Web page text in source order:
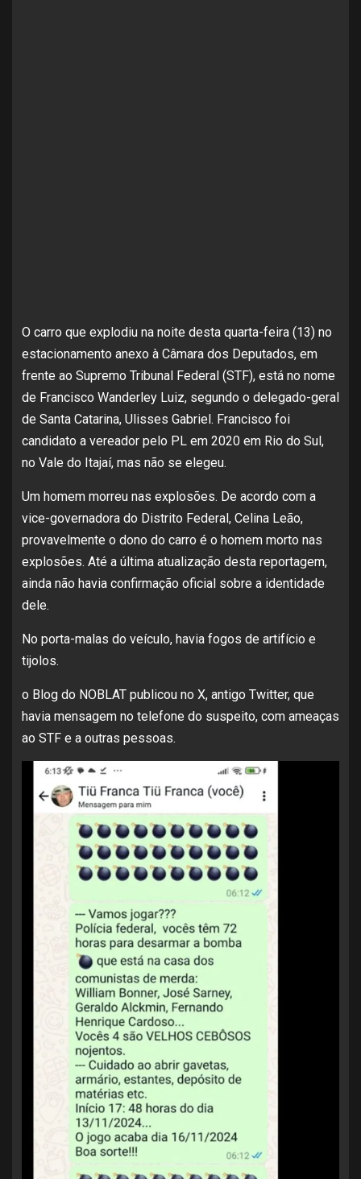
O carro que explodiu na noite desta quarta-feira (13) no
estacionamento anexo à Câmara dos Deputados, em
frente ao Supremo Tribunal Federal (STF), está no nome
de Francisco Wanderley Luiz, segundo o delegado-geral
de Santa Catarina, Ulisses Gabriel. Francisco foi
candidato a vereador pelo PL em 2020 em Rio do Sul,
no Vale do Itajaí, mas não se elegeu.
Um homem morreu nas explosões. De acordo com a
vice-governadora do Distrito Federal, Celina Leão,
provavelmente o dono do carro é o homem morto nas
explosões. Até a última atualização desta reportagem,
ainda não havia confirmação oficial sobre a identidade
dele.
No porta-malas do veículo, havia fogos de artifício e
tijolos.
o Blog do NOBLAT publicou no X, antigo Twitter, que
havia mensagem no telefone do suspeito, com ameaças
ao STF e a outras pessoas.